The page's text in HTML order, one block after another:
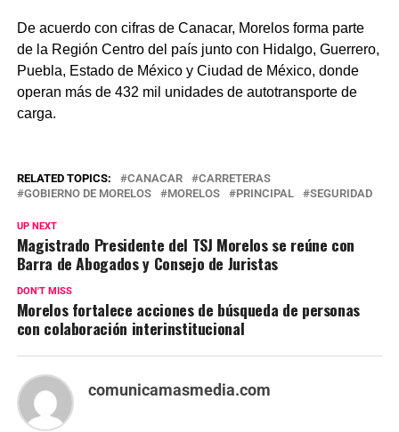
De acuerdo con cifras de Canacar, Morelos forma parte
de la Región Centro del país junto con Hidalgo, Guerrero,
Puebla, Estado de México y Ciudad de México, donde
operan más de 432 mil unidades de autotransporte de
carga.
RELATED TOPICS: CANACAR
CARRETERAS
GOBIERNO DE MORELOS
MORELOS PRINCIPAL SEGURIDAD
UP NEXT
Magistrado Presidente del TSJ Morelos se reúne con
Barra de Abogados y Consejo de Juristas
DON'T MISS
Morelos fortalece acciones de búsqueda de personas
con colaboración interinstitucional
comunicamasmedia.com